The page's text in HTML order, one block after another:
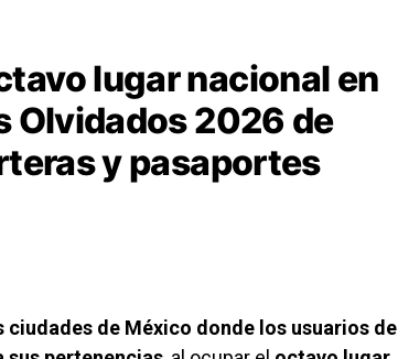
lugar nacional en
Olvidados 2026 de
y pasaportes
ciudades de México donde los usuarios de